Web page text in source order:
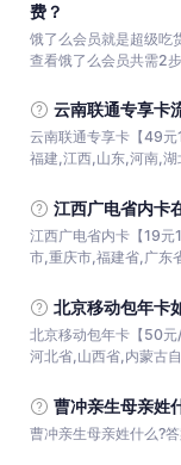
费？
饿了么会员就是超级吃
查看饿了么会员共需2
云南联通专享卡
云南联通专享卡【49
福建,江西,山东,河南,
江西广电省内卡
江西广电省内卡【19
市,重庆市,福建省,广东
北京移动包年卡
北京移动包年卡【50
河北省,山西省,内蒙古
曹冲亲生母亲姓
曹冲亲生母亲姓什么?